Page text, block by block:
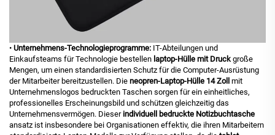
• Unternehmens-Technologieprogramme: IT-Abteilungen und
Einkaufsteams für Technologie bestellen laptop-Hülle mit Druckgroße
Mengen, um einen standardisierten Schutz für die Computer-Ausrüstung
der Mitarbeiter bereitzustellen. Die neopren-Laptop-Hülle 14 Zoll mit
Unternehmenslogos bedruckten Taschen sorgen für ein einheitliches,
professionelles Erscheinungsbild und schützen gleichzeitig das
Unternehmensvermögen. Dieser individuell bedruckte Notizbuchtasche
ansatz ist insbesondere bei Organisationen effektiv, die ihren Mitarbeitern